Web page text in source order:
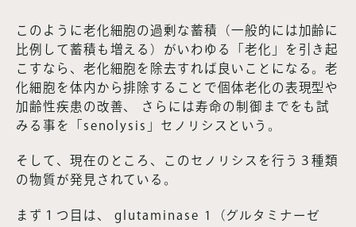
このように老化細胞の過剰な蓄積（一般的には加齢に
比例して蓄積も増える）がいわゆる「老化」を引き起
こすなら、老化細胞を除去すれば良いことになる。老
化細胞を体内から排除することで個体老化の表現型や
加齢性疾患の改善、 さらには寿命の制御までをも試
みる事を「senolysis」セノリシスという。
そして、現在のところ、このセノリシスを行う３種類
の物質が発見されている。
まず１つ目は、 glutaminase 1（グルタミナーゼ